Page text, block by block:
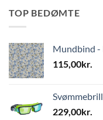
TOP BEDØMTE
Mundbind -
115,00kr.
229,00kr.